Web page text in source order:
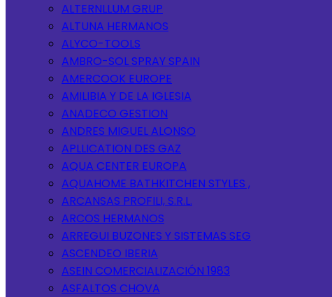
ALTERNLLUM GRUP
ALTUNA HERMANOS
ALYCO-TOOLS
AMBRO-SOL SPRAY SPAIN
AMERCOOK EUROPE
AMILIBIA Y DE LA IGLESIA
ANADECO GESTION
ANDRES MIGUEL ALONSO
APLLICATION DES GAZ
AQUA CENTER EUROPA
AQUAHOME BATHKITCHEN STYLES ,
ARCANSAS PROFILI, S.R.L.
ARCOS HERMANOS
ARREGUI BUZONES Y SISTEMAS SEG
ASCENDEO IBERIA
ASEIN COMERCIALIZACIÓN 1983
ASFALTOS CHOVA